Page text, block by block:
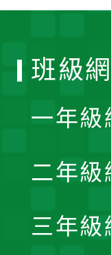
班級
一年級
二年級
三年級